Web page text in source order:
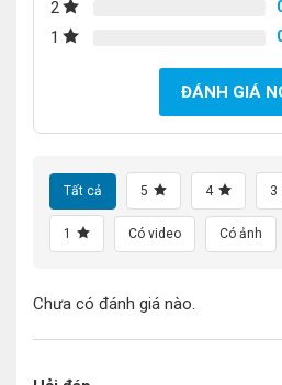
2
1
ĐÁNH GIÁ
Tất cả 5 4 3
1 Có video Có ảnh
Chưa có đánh giá nào.